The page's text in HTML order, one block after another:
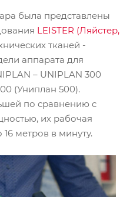
была представлены
LEISTER (Ляйстер,
тканей -
аппарата для
– UNIPLAN 300
(Униплан 500).
по сравнению с
их рабочая
16 метров в минуту.